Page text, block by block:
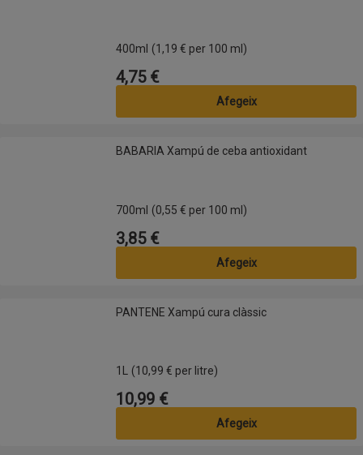
400ml (1,19 € per 100 ml)
Preu
4,75 €
Afegeix
BABARIA Xampú de ceba antioxidantBABARIA Xampú de ceba antioxidant
700ml (0,55 € per 100 ml)
Preu
3,85 €
Afegeix
PANTENE Xampú cura clàssicPANTENE Xampú cura clàssic
1L (10,99 € per litre)
Preu
10,99 €
Afegeix